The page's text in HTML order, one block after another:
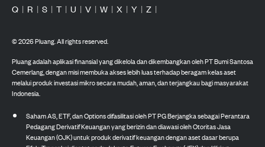
Q | R | S | T | U | V | W | X | Y | Z |
©2026Pluang. All rights reserved.
Pluang adalah aplikasi finansial yang dikelola dan dikembangkan oleh PT Bumi Santosa
Cemerlang, dengan misi membuka akses lebih luas terhadap beragam kelas aset
melalui produk investasi mikro secara mudah, aman, dan terjangkau bagi masyarakat
Indonesia.
Saham AS, ETF, dan Options difasilitasi oleh PT PG Berjangka sebagai Perantara
Pedagang Derivatif Keuangan yang berizin dan diawasi oleh Otoritas Jasa
Keuangan (OJK) untuk produk derivatif keuangan dengan aset dasar berupa